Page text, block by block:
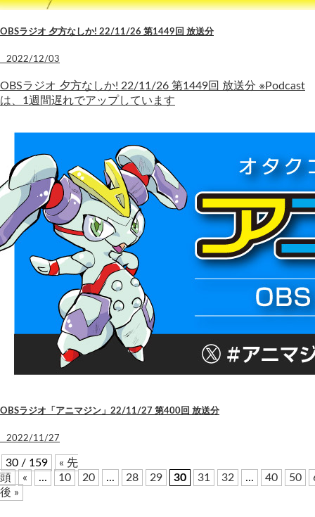
OBSラジオ 夕方なしか! 22/11/26 第1449回 放送分
2022/12/03
OBSラジオ 夕方なしか! 22/11/26 第1449回 放送分 ※Podcast
は、1週間遅れでアップしています
OBSラジオ「アニマジン」22/11/27 第400回 放送分
2022/11/27
30 / 159
« 先
頭
« ... 10 20 ... 28 29 30 31 32 ... 40 50
後 »